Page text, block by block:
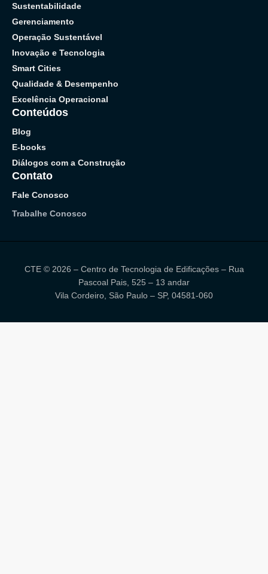
Sustentabilidade
Gerenciamento
Operação Sustentável
Inovação e Tecnologia
Smart Cities
Qualidade & Desempenho
Excelência Operacional
Conteúdos
Blog
E-books
Diálogos com a Construção
Contato
Fale Conosco
Trabalhe Conosco
CTE © 2026 – Centro de Tecnologia de Edificações – Rua
Pascoal Pais, 525 – 13 andar
Vila Cordeiro, São Paulo – SP, 04581-060